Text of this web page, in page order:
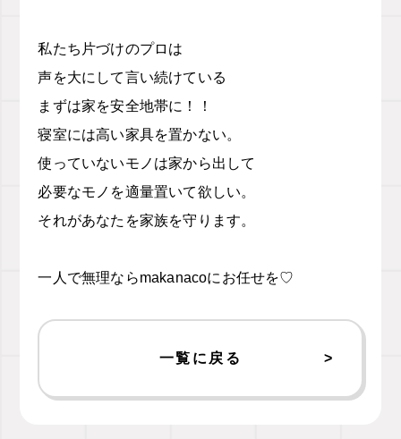
私たち片づけのプロは
声を大にして言い続けている
まずは家を安全地帯に！！
寝室には高い家具を置かない。
使っていないモノは家から出して
必要なモノを適量置いて欲しい。
それがあなたを家族を守ります。
一人で無理ならmakanacoにお任せを♡
一覧に戻る